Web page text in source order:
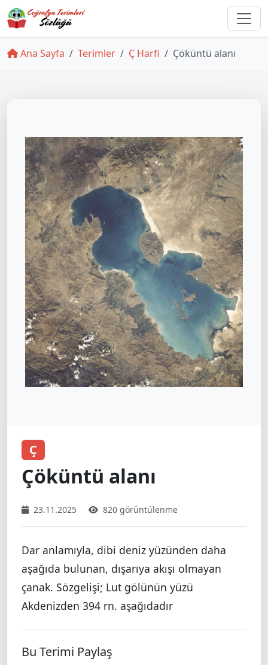
Ana Sayfa Terimler Ç Harfi Çöküntü alanı
Ç
Çöküntü alanı
23.11.2025 820 görüntülenme
Dar anlamıyla, dibi deniz yüzünden daha
aşağıda bulunan, dışarıya akışı olmayan
çanak. Sözgelişi; Lut gölünün yüzü
Akdenizden 394 rn. aşağıdadır
Bu Terimi Paylaş